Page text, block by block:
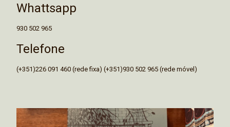
Whattsapp
930 502 965
Telefone
(+351)226 091 460 (rede fixa) (+351)930 502 965 (rede móvel)